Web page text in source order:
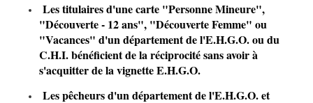
Les titulaires d'une carte "Personne Mineure",
"Découverte - 12 ans", "Découverte Femme" ou
"Vacances" d'un département de l'E.H.G.O. ou du
C.H.I. bénéficient de la réciprocité sans avoir à
s'acquitter de la vignette E.H.G.O.
Les pêcheurs d'un département de l'E.H.G.O. et